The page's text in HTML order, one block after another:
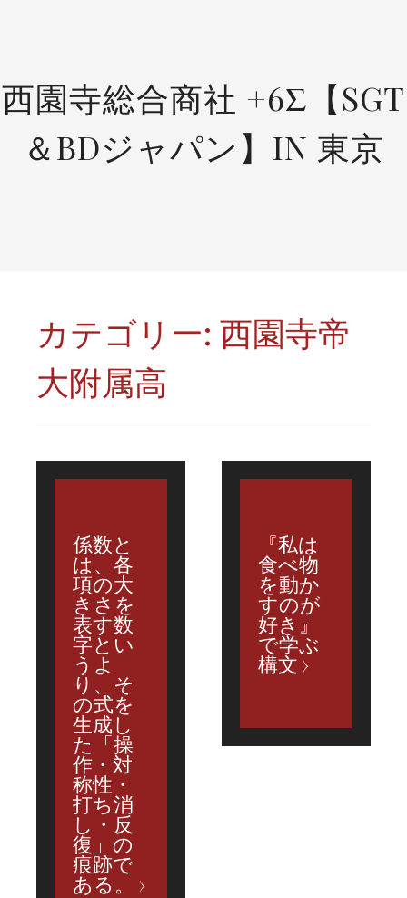
西園寺総合商社 +6Σ【SGT
＆BDジャパン】IN 東京
カテゴリー: 西園寺帝
大附属高
係数と
は、各
項の大
きさを
表す数
字とい
うよ
り、そ
の式を
生成し
た「操
作・対
称性・
打ち消
し・反
復」の
痕跡で
ある。
『私は
食べ物
を動か
すのが
好き』
で学ぶ
構文